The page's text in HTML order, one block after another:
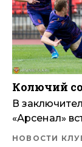
Колючий
В
«Арсенал»
НОВОСТИ